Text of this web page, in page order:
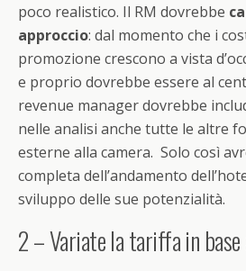
poco realistico. Il RM dovrebbe
approccio: dal momento che i
promozione crescono a vista
e proprio dovrebbe essere al
revenue manager dovrebbe
nelle analisi anche tutte le altre
esterne alla camera. Solo così
completa dell’andamento
sviluppo delle sue potenzialità.
2 – Variate la tariffa in base